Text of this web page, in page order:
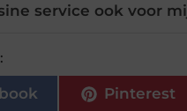
service ook voor
Pinterest